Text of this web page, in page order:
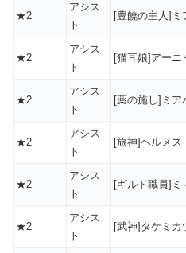
★2
アシス
ト
[豊饒の主人]ミ
★2
アシス
ト
[猫耳娘]アーニ
★2
アシス
ト
[薬の施し]ミア
★2
アシス
ト
[旅神]ヘルメス
★2
アシス
ト
[ギルド職員]ミ
★2
アシス
ト
[武神]タケミカ